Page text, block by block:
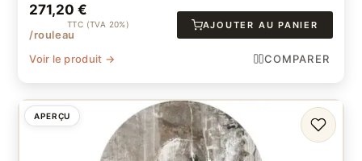
271,20€
TTC (TVA 20%)
/rouleau
AJOUTER AU PANIER
Voir le produit → COMPARER
APERÇU